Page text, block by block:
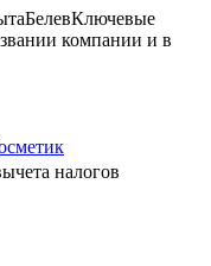
БелевКлючевые
компании и в
налогов